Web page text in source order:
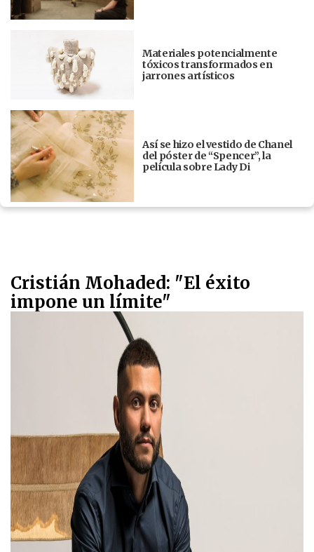
Materiales potencialmente
tóxicos transformados en
jarrones artísticos
Así se hizo el vestido de Chanel
del póster de “Spencer”, la
película sobre Lady Di
Cristián Mohaded: "El éxito
impone un límite"